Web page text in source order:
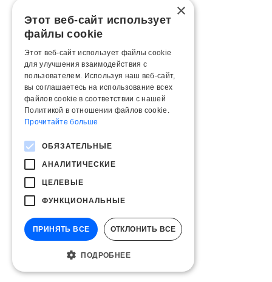
×
Этот веб-сайт использует
файлы cookie
Этот веб-сайт использует файлы cookie
для улучшения взаимодействия с
пользователем. Используя наш веб-сайт,
вы соглашаетесь на использование всех
файлов cookie в соответствии с нашей
Политикой в ​​отношении файлов cookie.
Прочитайте больше
ОБЯЗАТЕЛЬНЫЕ
АНАЛИТИЧЕСКИЕ
ЦЕЛЕВЫЕ
ФУНКЦИОНАЛЬНЫЕ
ПРИНЯТЬ ВСЕ ОТКЛОНИТЬ ВСЕ
ПОДРОБНЕЕ